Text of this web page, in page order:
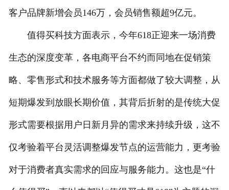
客户品牌新增会员146万，会员销售额超9亿元。
值得买科技方面表示，今年618正迎来一场消费
生态的深度变革，各电商平台不约而同地在促销策
略、零售形式和技术服务等方面都做了较大调整，从
短期爆发到放眼长期价值，其背后折射的是传统大促
形式需要根据用户日新月异的需求来持续升级，这不
仅考验着平台灵活调整爆发节点的运营能力，更考验
对于消费者真实需求的回应与服务能力。这也是“什